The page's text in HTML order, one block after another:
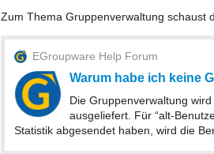
Zum Thema Gruppenverwaltung schaust
EGroupware Help Forum
Warum habe ich keine
Die Gruppenverwaltung
ausgeliefert. Für “alt-
Statistik abgesendet haben, wird die